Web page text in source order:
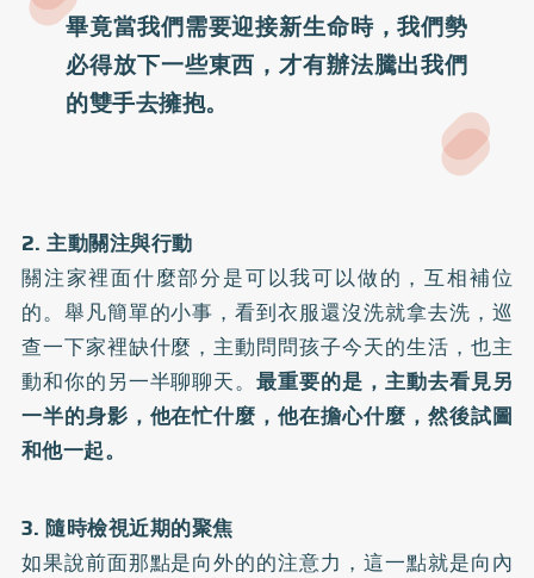
畢竟當我們需要迎接新生命時，我們勢
必得放下一些東西，才有辦法騰出我們
的雙手去擁抱。
2. 主動關注與行動
關注家裡面什麼部分是可以我可以做的，互相補位
的。舉凡簡單的小事，看到衣服還沒洗就拿去洗，巡
查一下家裡缺什麼，主動問問孩子今天的生活，也主
動和你的另一半聊聊天。最重要的是，主動去看見另
一半的身影，他在忙什麼，他在擔心什麼，然後試圖
和他一起。
3. 隨時檢視近期的聚焦
如果說前面那點是向外的的注意力，這一點就是向內